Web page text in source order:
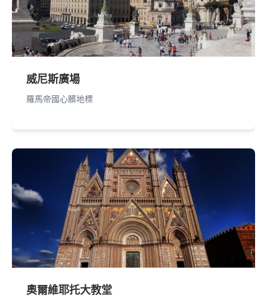
威尼斯廣場
羅馬帝國心髒地標
奧爾維耶托大教堂